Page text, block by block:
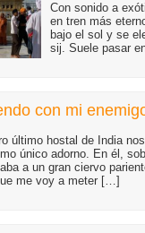
Con sonido a
en tren más
bajo el sol y se
sij. Suele pasar
con mi
último hostal de India
único adorno. En él,
a un gran ciervo
me voy a meter […]